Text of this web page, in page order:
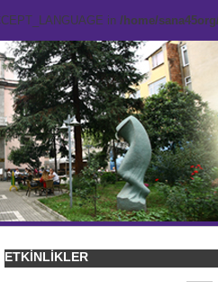
in /home/
ETKİNLİKLER